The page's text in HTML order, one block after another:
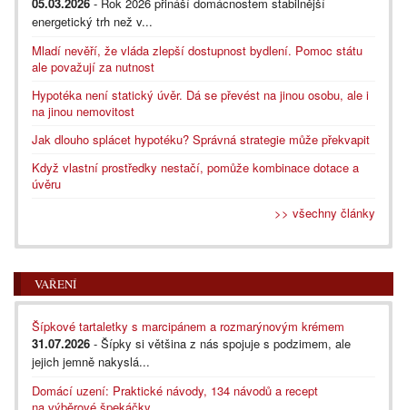
energetický trh než v...
Mladí nevěří, že vláda zlepší dostupnost bydlení. Pomoc státu
ale považují za nutnost
Hypotéka není statický úvěr. Dá se převést na jinou osobu, ale i
na jinou nemovitost
Jak dlouho splácet hypotéku? Správná strategie může překvapit
Když vlastní prostředky nestačí, pomůže kombinace dotace a
úvěru
>> všechny články
VAŘENÍ
Šípkové tartaletky s marcipánem a rozmarýnovým krémem
31.07.2026 - Šípky si většina z nás spojuje s podzimem, ale
jejich jemně nakyslá...
Domácí uzení: Praktické návody, 134 návodů a recept